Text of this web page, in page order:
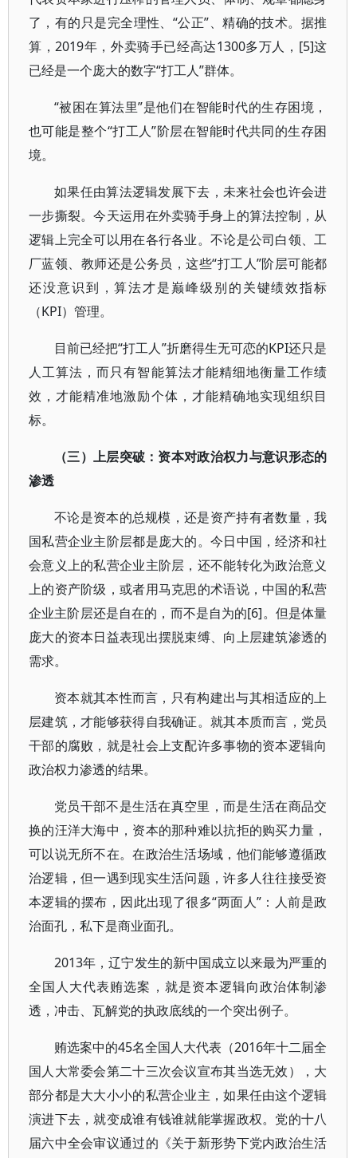
了，有的只是完全理性、“公正”、精确的技术。据推
算，2019年，外卖骑手已经高达1300多万人，[5]这
已经是一个庞大的数字“打工人”群体。
“被困在算法里”是他们在智能时代的生存困境，
也可能是整个“打工人”阶层在智能时代共同的生存困
境。
如果任由算法逻辑发展下去，未来社会也许会进
一步撕裂。今天运用在外卖骑手身上的算法控制，从
逻辑上完全可以用在各行各业。不论是公司白领、工
厂蓝领、教师还是公务员，这些“打工人”阶层可能都
还没意识到，算法才是巅峰级别的关键绩效指标
（KPI）管理。
目前已经把“打工人”折磨得生无可恋的KPI还只是
人工算法，而只有智能算法才能精细地衡量工作绩
效，才能精准地激励个体，才能精确地实现组织目
标。
（三）上层突破：资本对政治权力与意识形态的
渗透
不论是资本的总规模，还是资产持有者数量，我
国私营企业主阶层都是庞大的。今日中国，经济和社
会意义上的私营企业主阶层，还不能转化为政治意义
上的资产阶级，或者用马克思的术语说，中国的私营
企业主阶层还是自在的，而不是自为的[6]。但是体量
庞大的资本日益表现出摆脱束缚、向上层建筑渗透的
需求。
资本就其本性而言，只有构建出与其相适应的上
层建筑，才能够获得自我确证。就其本质而言，党员
干部的腐败，就是社会上支配许多事物的资本逻辑向
政治权力渗透的结果。
党员干部不是生活在真空里，而是生活在商品交
换的汪洋大海中，资本的那种难以抗拒的购买力量，
可以说无所不在。在政治生活场域，他们能够遵循政
治逻辑，但一遇到现实生活问题，许多人往往接受资
本逻辑的摆布，因此出现了很多“两面人”：人前是政
治面孔，私下是商业面孔。
2013年，辽宁发生的新中国成立以来最为严重的
全国人大代表贿选案，就是资本逻辑向政治体制渗
透，冲击、瓦解党的执政底线的一个突出例子。
贿选案中的45名全国人大代表（2016年十二届全
国人大常委会第二十三次会议宣布其当选无效），大
部分都是大大小小的私营企业主，如果任由这个逻辑
演进下去，就变成谁有钱谁就能掌握政权。党的十八
届六中全会审议通过的《关于新形势下党内政治生活